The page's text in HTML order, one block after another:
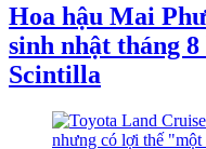
Hoa hậu Mai
sinh nhật tháng
Scintilla